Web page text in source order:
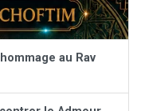
au Rav